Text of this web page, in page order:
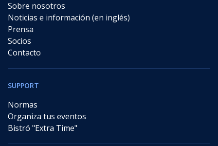
Sobre nosotros
Noticias e información (en inglés)
Prensa
Socios
Contacto
SUPPORT
Normas
Organiza tus eventos
Bistró "Extra Time"